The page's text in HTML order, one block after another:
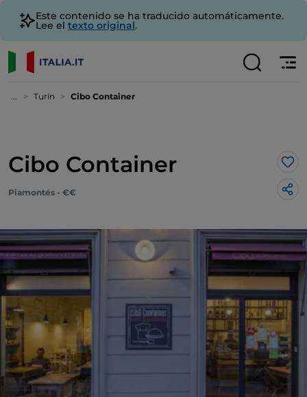
Este contenido se ha traducido automáticamente.
Lee el texto original.
... Turín Cibo Container
Cibo Container Me
Piamontés - €€